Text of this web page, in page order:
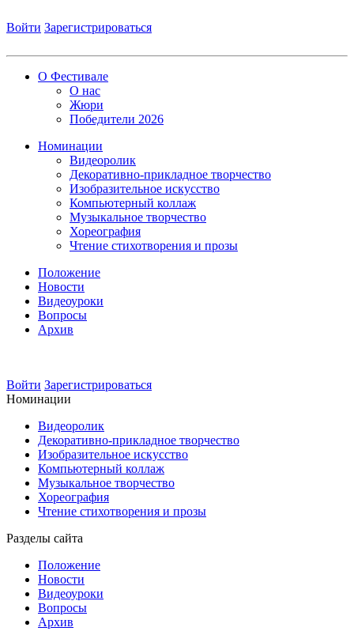
Войти Зарегистрироваться
О Фестивале
О нас
Жюри
Победители 2026
Номинации
Видеоролик
Декоративно-прикладное творчество
Изобразительное искусство
Компьютерный коллаж
Музыкальное творчество
Хореография
Чтение стихотворения и прозы
Положение
Новости
Видеоуроки
Вопросы
Архив
Войти Зарегистрироваться
Номинации
Видеоролик
Декоративно-прикладное творчество
Изобразительное искусство
Компьютерный коллаж
Музыкальное творчество
Хореография
Чтение стихотворения и прозы
Разделы сайта
Положение
Новости
Видеоуроки
Вопросы
Архив